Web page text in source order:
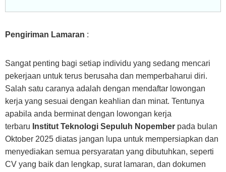
Pengiriman Lamaran :
Sangat penting bagi setiap individu yang sedang mencari
pekerjaan untuk terus berusaha dan memperbaharui diri.
Salah satu caranya adalah dengan mendaftar lowongan
kerja yang sesuai dengan keahlian dan minat. Tentunya
apabila anda berminat dengan lowongan kerja
terbaru Institut Teknologi Sepuluh Nopember pada bulan
Oktober 2025 diatas jangan lupa untuk mempersiapkan dan
menyediakan semua persyaratan yang dibutuhkan, seperti
CV yang baik dan lengkap, surat lamaran, dan dokumen